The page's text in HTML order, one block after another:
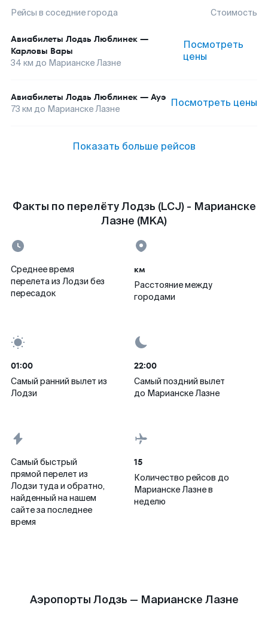
Рейсы в соседние города Стоимость
Авиабилеты Лодзь Люблинек —
Карловы Вары
34 км до Марианске Лазне
Посмотреть
цены
Авиабилеты Лодзь Люблинек — Ауэ
73 км до Марианске Лазне Посмотреть цены
Показать больше рейсов
Факты по перелёту Лодзь (LCJ) - Марианске
Лазне (MKA)
Среднее время
перелета из Лодзи без
пересадок
км
Расстояние между
городами
01:00
Самый ранний вылет из
Лодзи
22:00
Самый поздний вылет
до Марианске Лазне
Самый быстрый
прямой перелет из
Лодзи туда и обратно,
найденный на нашем
сайте за последнее
время
15
Количество рейсов до
Марианске Лазне в
неделю
Аэропорты Лодзь — Марианске Лазне